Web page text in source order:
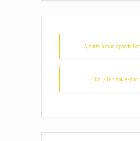
+ Ajouter à mon Agenda
+ iCal / Outlook export